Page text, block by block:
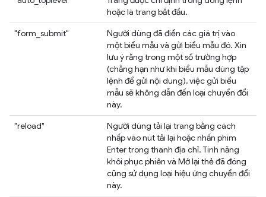
hoặc là trang bắt đầu.
"form_submit"
Người dùng đã điền các giá trị vào
một biểu mẫu và gửi biểu mẫu đó. Xin
lưu ý rằng trong một số trường hợp
(chẳng hạn như khi biểu mẫu dùng tập
lệnh để gửi nội dung), việc gửi biểu
mẫu sẽ không dẫn đến loại chuyển đổi
này.
"reload"
Người dùng tải lại trang bằng cách
nhấp vào nút tải lại hoặc nhấn phím
Enter trong thanh địa chỉ. Tính năng
khôi phục phiên và Mở lại thẻ đã đóng
cũng sử dụng loại hiệu ứng chuyển đổi
này.